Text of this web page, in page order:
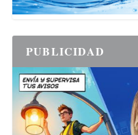
PUBLICIDAD